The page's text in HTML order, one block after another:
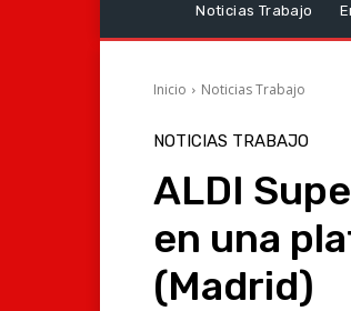
Noticias Trabajo
Inicio Noticias Trabajo
NOTICIAS TRABAJO
ALDI
en una
(Madrid)